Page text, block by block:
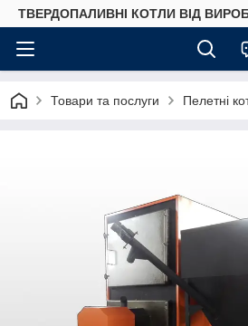
ТВЕРДОПАЛИВНІ КОТЛИ ВІД
Товари та послуги Пелетні